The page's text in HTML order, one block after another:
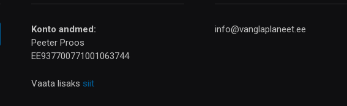
Konto andmed:
Peeter Proos
EE937700771001063744
Vaata lisaks siit
info@vanglaplaneet.ee